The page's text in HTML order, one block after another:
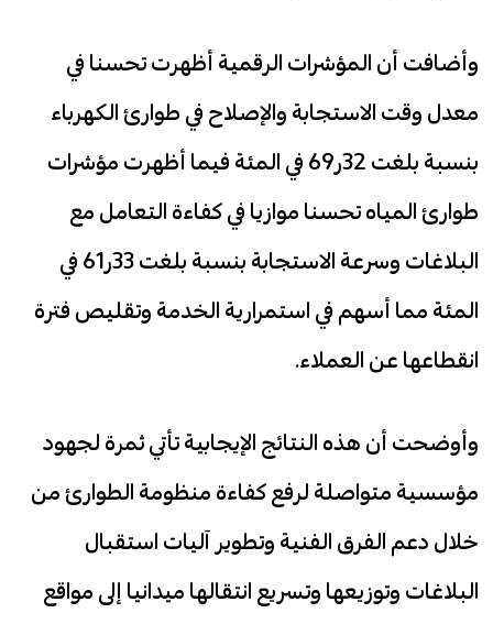
وأضافت أن المؤشرات الرقمية أظهرت تحسنا في
معدل وقت الاستجابة والإصلاح في طوارئ الكهرباء
بنسبة بلغت 32ر69 في المئة فيما أظهرت مؤشرات
طوارئ المياه تحسنا موازيا في كفاءة التعامل مع
البلاغات وسرعة الاستجابة بنسبة بلغت 33ر61 في
المئة مما أسهم في استمرارية الخدمة وتقليص فترة
انقطاعها عن العملاء.
وأوضحت أن هذه النتائج الإيجابية تأتي ثمرة لجهود
مؤسسية متواصلة لرفع كفاءة منظومة الطوارئ من
خلال دعم الفرق الفنية وتطوير آليات استقبال
البلاغات وتوزيعها وتسريع انتقالها ميدانيا إلى مواقع